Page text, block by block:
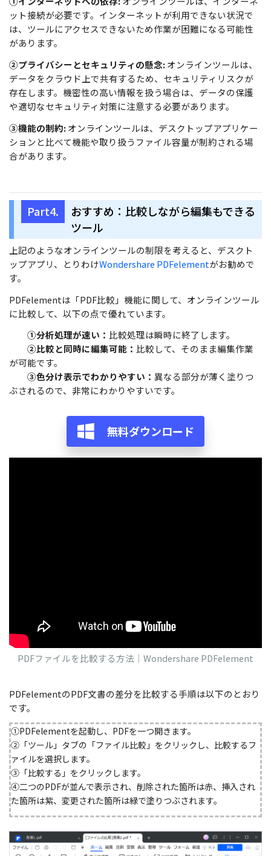
ット接続が必要です。インターネットが利用できない状況で
は、ツールにアクセスできないため作業が困難になる可能性
があります。
②プライバシーとセキュリティの懸念:オンラインツールは、
データをクラウド上で共有するため、セキュリティリスクが
存在します。機密性の高い情報を扱う場合は、データの保護
や適切なセキュリティ対策に注意する必要があります。
③機能の制約:オンラインツールは、デスクトップアプリケー
ションと比べて機能や取り扱うファイル容量が制約される場
合があります。
Part4.
おすすめ：比較しながら編集もできる
ツール
上記のようなオンラインツールの制限を考えると、デスクト
ップアプリ、とりわけWondershare PDFelementがお勧めで
す。
PDFelementは「PDF比較」機能に関して、オンラインツール
に比較して、以下の点で優れています。
①分析処理が速い： 比較処理は瞬時に終了します。
②比較と同時に編集可能： 比較して、そのまま編集作業
が可能です。
③色分け表示でわかりやすい： 異なる部分が薄く塗りつ
ぶされるので、非常にわかりやすいです。
無料ダウンロード
PDFファイルを比較する方法｜Wondershare PDFelement
PDFelementのPDF文書の差分を比較する手順は以下のとおり
です。
①PDFelementを起動し、PDFを一つ開きます。
②「ツール」タブの「ファイル比較」をクリックし、比較するフ
ァイルを選択します。
③「比較する」をクリックします。
④二つのPDFが並んで表示され、削除された箇所は赤、挿入され
た箇所は紫、変更された箇所は緑で塗りつぶされます。